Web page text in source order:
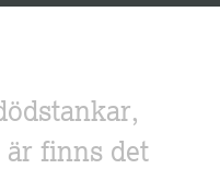
är finns det